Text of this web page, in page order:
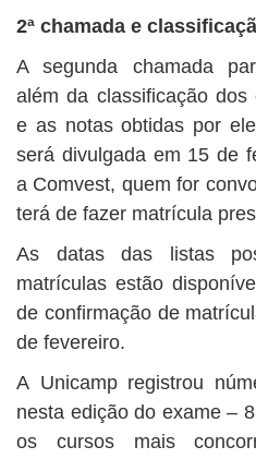
2ª chamada e
A segunda chamada
além da classificação
e as notas obtidas por
será divulgada em 15 de
a Comvest, quem for
terá de fazer matrícula
As datas das listas
matrículas estão
de confirmação de
de fevereiro.
A Unicamp registrou
nesta edição do exame –
os cursos mais